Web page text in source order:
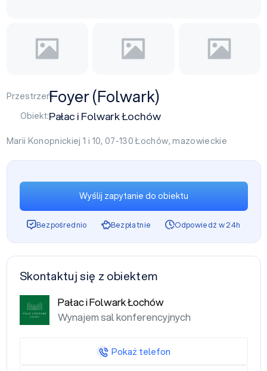
Przestrzeń:Foyer (Folwark)
Obiekt:Pałac i Folwark Łochów
Marii Konopnickiej 1 i 10, 07-130Łochów,mazowieckie
Wyślij zapytanie do obiektu
Bezpośrednio Bezpłatnie Odpowiedź w 24h
Skontaktuj się z obiektem
Pałac i Folwark Łochów
Wynajem sal konferencyjnych
Pokaż telefon